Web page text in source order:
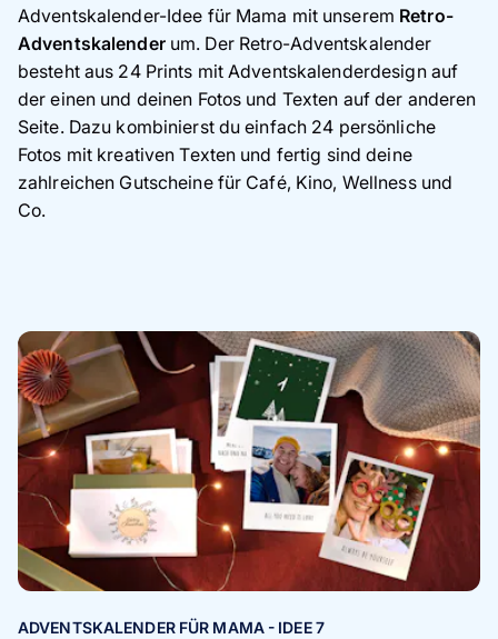
Adventskalender-Idee für Mama mit unserem Retro-
Adventskalenderum. Der Retro-Adventskalender
besteht aus 24 Prints mit Adventskalenderdesign auf
der einen und deinen Fotos und Texten auf der anderen
Seite. Dazu kombinierst du einfach 24 persönliche
Fotos mit kreativen Texten und fertig sind deine
zahlreichen Gutscheine für Café, Kino, Wellness und
Co.
ADVENTSKALENDER FÜR MAMA - IDEE 7